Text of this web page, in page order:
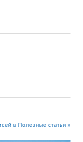
в Полезные статьи »